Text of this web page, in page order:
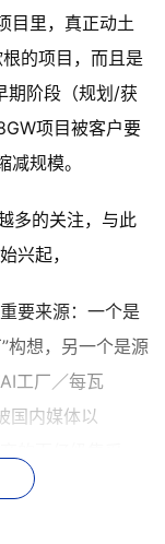
目里，真正动土
的项目，而且是
期阶段（规划/获
项目被客户要
规模。
多的关注，与此
兴起，
要来源：一个是
构想，另一个是源
工厂／每瓦
国内媒体以
规划，“Token工